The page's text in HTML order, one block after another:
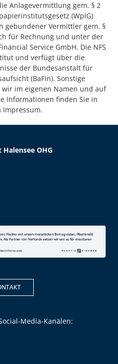
Anlagevermittlung gem. § 2
(WpIG)
gebundener Vermittler gem. §
für Rechnung und unter der
Service GmbH. Die NFS
und verfügt über die
der Bundesanstalt für
(BaFin). Sonstige
im eigenen Namen und auf
Informationen finden Sie in
Impressum.
OHG
Media-Kanälen: